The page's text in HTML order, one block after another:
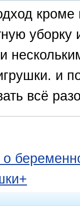
кроме
уборку
и
всё
о